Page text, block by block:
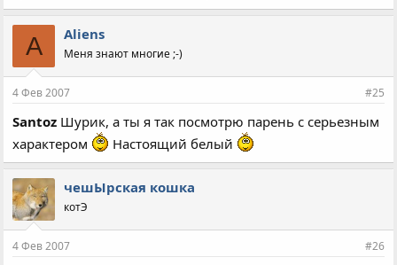
A Aliens
Меня знают многие ;-)
4 Фев 2007 #25
Santoz Шурик, а ты я так посмотрю парень с серьезным
характером
Настоящий белый
чешЫрская кошка
котЭ
4 Фев 2007 #26